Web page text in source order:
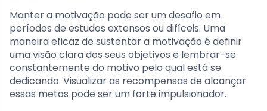
Manter a motivação pode ser um desafio em
períodos de estudos extensos ou difíceis. Uma
maneira eficaz de sustentar a motivação é definir
uma visão clara dos seus objetivos e lembrar-se
constantemente do motivo pelo qual está se
dedicando. Visualizar as recompensas de alcançar
essas metas pode ser um forte impulsionador.